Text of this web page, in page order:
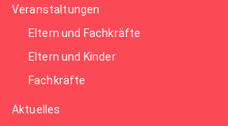
Veranstaltungen
Eltern und Fachkräfte
Eltern und Kinder
Fachkräfte
Aktuelles